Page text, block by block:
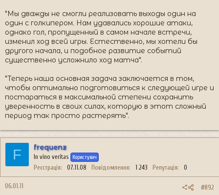
"Мы дважды не смогли реализовать выходы один на
один с голкипером. Нам удавались хорошие атаки,
однако гол, пропущенный в самом начале встречи,
изменил ход всей игры. Естественно, мы хотели бы
другого начала, и подобное развитие событий
существенно усложнило ход матча".
"Теперь наша основная задача заключается в том,
чтобы оптимально подготовиться к следующей игре и
постараться в максимальной степени сохранить
уверенность в своих силах, которую в этот сложный
период так просто растерять".
F frequenz
In vino veritas Користувач
Реєстрація 07.11.08 Повідомлення 1 243 Репутація 0
06.01.11 #892